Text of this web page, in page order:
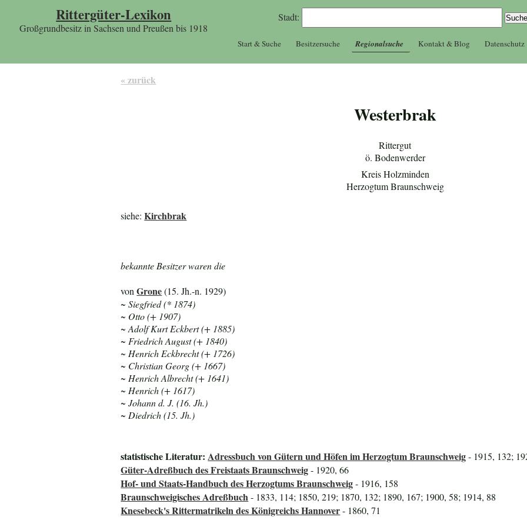
Rittergüter-Lexikon
Großgrundbesitz in Sachsen und Preußen bis 1918
Stadt:
Start & Suche Besitzersuche Regionalsuche Kontakt & Blog Datenschutz
« zurück
Westerbrak
Rittergut
ö. Bodenwerder
Kreis Holzminden
Herzogtum Braunschweig
siehe:Kirchbrak
bekannte Besitzer waren die
vonGrone(15. Jh.-n. 1929)
~ Siegfried (* 1874)
~ Otto (+ 1907)
~ Adolf Kurt Eckbert (+ 1885)
~ Friedrich August (+ 1840)
~ Henrich Eckbrecht (+ 1726)
~ Christian Georg (+ 1667)
~ Henrich Albrecht (+ 1641)
~ Henrich (+ 1617)
~ Johann d. J. (16. Jh.)
~ Diedrich (15. Jh.)
statistische Literatur:Adressbuch von Gütern und Höfen im Herzogtum Braunschweig- 1915, 132;
Güter-Adreßbuch des Freistaats Braunschweig- 1920, 66
Hof- und Staats-Handbuch des Herzogtums Braunschweig- 1916, 158
Braunschweigisches Adreßbuch- 1833, 114; 1850, 219; 1870, 132; 1890, 167; 1900, 58; 1914, 88
Knesebeck's Rittermatrikeln des Königreichs Hannover- 1860, 71